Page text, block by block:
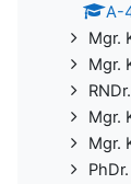
A-
Mgr.
Mgr.
Mgr.
Mgr.